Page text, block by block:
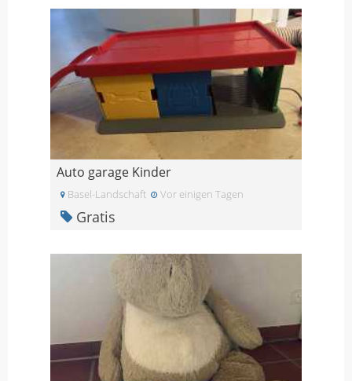
Auto garage Kinder
Basel-Landschaft Vor einigen Tagen
Gratis